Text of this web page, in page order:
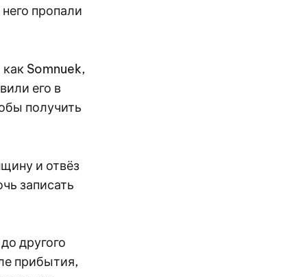
пропали
Somnuek,
его в
получить
и отвёз
записать
другого
прибытия,